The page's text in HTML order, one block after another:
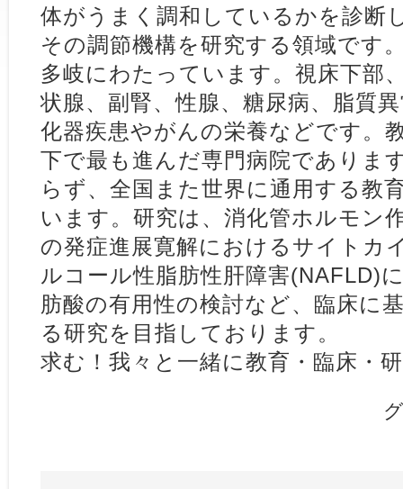
体がうまく調和しているかを診断
その調節機構を研究する領域です
多岐にわたっています。視床下部
状腺、副腎、性腺、糖尿病、脂質
化器疾患やがんの栄養などです。
下で最も進んだ専門病院でありま
らず、全国また世界に通用する教
います。研究は、消化管ホルモン
の発症進展寛解におけるサイトカ
ルコール性脂肪性肝障害(NAFLD)
肪酸の有用性の検討など、臨床に
る研究を目指しております。
求む！我々と一緒に教育・臨床・